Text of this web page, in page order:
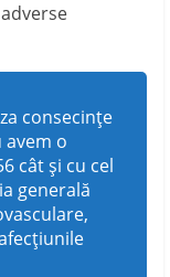
consecințe
avem o
cât și cu cel
generală